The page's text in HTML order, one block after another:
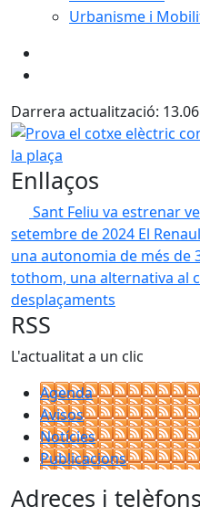
Urbanisme i
Darrera actualització:
Prova el cotxe elèctric
Enllaços
Sant Feliu va estrenar
setembre de 2024 El
una autonomia de més de
tothom, una alternativa al
desplaçaments
RSS
L'actualitat a un clic
Agenda
Avisos
Notícies
Publicacions
Adreces i telèfons